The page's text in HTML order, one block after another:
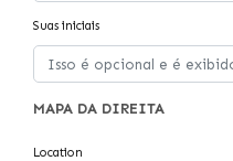
Suas iniciais
MAPA DA DIREITA
Location